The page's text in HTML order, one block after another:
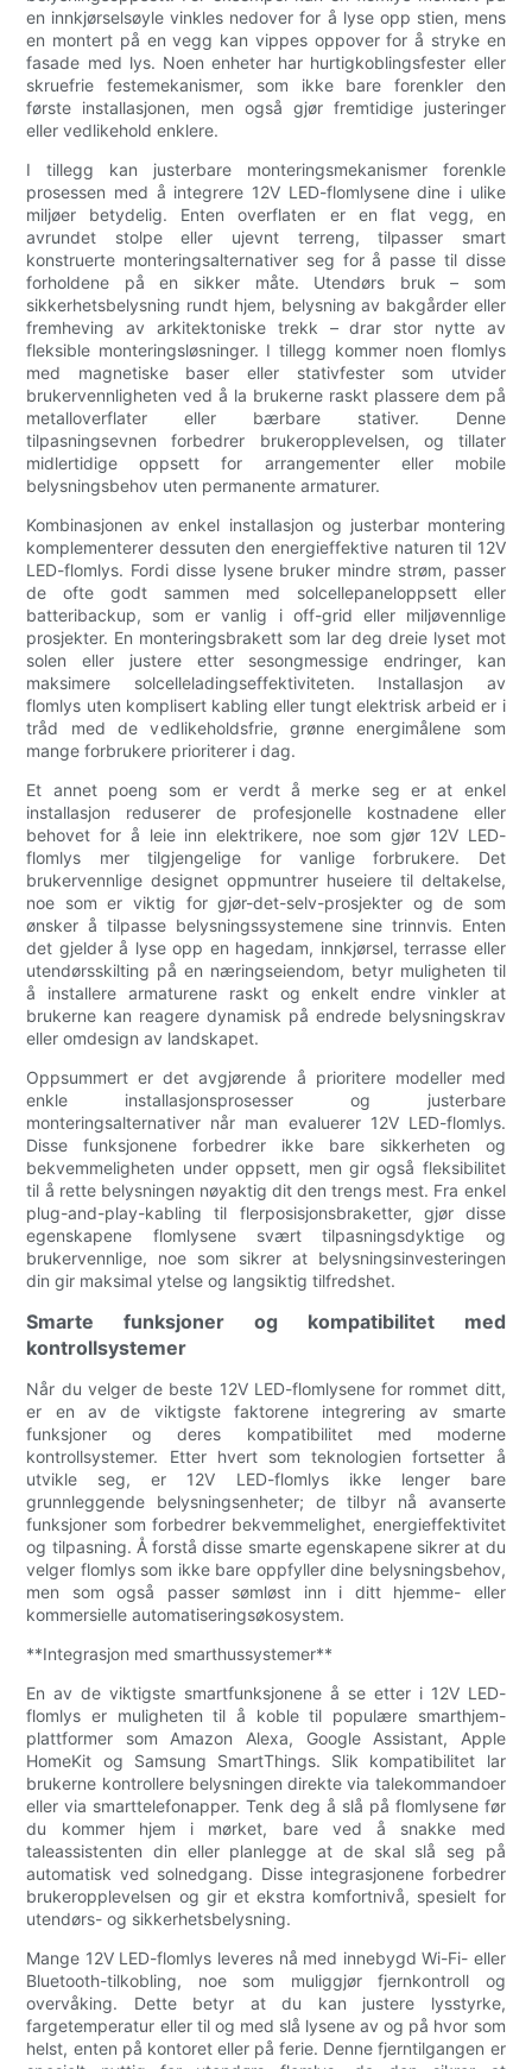
en innkjørselsøyle vinkles nedover for å lyse opp stien, mens
en montert på en vegg kan vippes oppover for å stryke en
fasade med lys. Noen enheter har hurtigkoblingsfester eller
skruefrie festemekanismer, som ikke bare forenkler den
første installasjonen, men også gjør fremtidige justeringer
eller vedlikehold enklere.
I tillegg kan justerbare monteringsmekanismer forenkle
prosessen med å integrere 12V LED-flomlysene dine i ulike
miljøer betydelig. Enten overflaten er en flat vegg, en
avrundet stolpe eller ujevnt terreng, tilpasser smart
konstruerte monteringsalternativer seg for å passe til disse
forholdene på en sikker måte. Utendørs bruk – som
sikkerhetsbelysning rundt hjem, belysning av bakgårder eller
fremheving av arkitektoniske trekk – drar stor nytte av
fleksible monteringsløsninger. I tillegg kommer noen flomlys
med magnetiske baser eller stativfester som utvider
brukervennligheten ved å la brukerne raskt plassere dem på
metalloverflater eller bærbare stativer. Denne
tilpasningsevnen forbedrer brukeropplevelsen, og tillater
midlertidige oppsett for arrangementer eller mobile
belysningsbehov uten permanente armaturer.
Kombinasjonen av enkel installasjon og justerbar montering
komplementerer dessuten den energieffektive naturen til 12V
LED-flomlys. Fordi disse lysene bruker mindre strøm, passer
de ofte godt sammen med solcellepaneloppsett eller
batteribackup, som er vanlig i off-grid eller miljøvennlige
prosjekter. En monteringsbrakett som lar deg dreie lyset mot
solen eller justere etter sesongmessige endringer, kan
maksimere solcelleladingseffektiviteten. Installasjon av
flomlys uten komplisert kabling eller tungt elektrisk arbeid er i
tråd med de vedlikeholdsfrie, grønne energimålene som
mange forbrukere prioriterer i dag.
Et annet poeng som er verdt å merke seg er at enkel
installasjon reduserer de profesjonelle kostnadene eller
behovet for å leie inn elektrikere, noe som gjør 12V LED-
flomlys mer tilgjengelige for vanlige forbrukere. Det
brukervennlige designet oppmuntrer huseiere til deltakelse,
noe som er viktig for gjør-det-selv-prosjekter og de som
ønsker å tilpasse belysningssystemene sine trinnvis. Enten
det gjelder å lyse opp en hagedam, innkjørsel, terrasse eller
utendørsskilting på en næringseiendom, betyr muligheten til
å installere armaturene raskt og enkelt endre vinkler at
brukerne kan reagere dynamisk på endrede belysningskrav
eller omdesign av landskapet.
Oppsummert er det avgjørende å prioritere modeller med
enkle installasjonsprosesser og justerbare
monteringsalternativer når man evaluerer 12V LED-flomlys.
Disse funksjonene forbedrer ikke bare sikkerheten og
bekvemmeligheten under oppsett, men gir også fleksibilitet
til å rette belysningen nøyaktig dit den trengs mest. Fra enkel
plug-and-play-kabling til flerposisjonsbraketter, gjør disse
egenskapene flomlysene svært tilpasningsdyktige og
brukervennlige, noe som sikrer at belysningsinvesteringen
din gir maksimal ytelse og langsiktig tilfredshet.
Smarte funksjoner og kompatibilitet med
kontrollsystemer
Når du velger de beste 12V LED-flomlysene for rommet ditt,
er en av de viktigste faktorene integrering av smarte
funksjoner og deres kompatibilitet med moderne
kontrollsystemer. Etter hvert som teknologien fortsetter å
utvikle seg, er 12V LED-flomlys ikke lenger bare
grunnleggende belysningsenheter; de tilbyr nå avanserte
funksjoner som forbedrer bekvemmelighet, energieffektivitet
og tilpasning. Å forstå disse smarte egenskapene sikrer at du
velger flomlys som ikke bare oppfyller dine belysningsbehov,
men som også passer sømløst inn i ditt hjemme- eller
kommersielle automatiseringsøkosystem.
**Integrasjon med smarthussystemer**
En av de viktigste smartfunksjonene å se etter i 12V LED-
flomlys er muligheten til å koble til populære smarthjem-
plattformer som Amazon Alexa, Google Assistant, Apple
HomeKit og Samsung SmartThings. Slik kompatibilitet lar
brukerne kontrollere belysningen direkte via talekommandoer
eller via smarttelefonapper. Tenk deg å slå på flomlysene før
du kommer hjem i mørket, bare ved å snakke med
taleassistenten din eller planlegge at de skal slå seg på
automatisk ved solnedgang. Disse integrasjonene forbedrer
brukeropplevelsen og gir et ekstra komfortnivå, spesielt for
utendørs- og sikkerhetsbelysning.
Mange 12V LED-flomlys leveres nå med innebygd Wi-Fi- eller
Bluetooth-tilkobling, noe som muliggjør fjernkontroll og
overvåking. Dette betyr at du kan justere lysstyrke,
fargetemperatur eller til og med slå lysene av og på hvor som
helst, enten på kontoret eller på ferie. Denne fjerntilgangen er